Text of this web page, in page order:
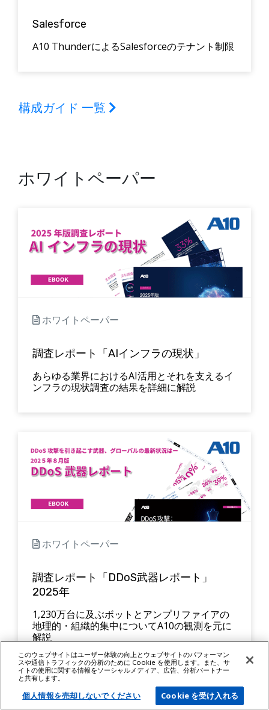
Salesforce
A10 ThunderによるSalesforceのテナント制限
構成ガイド 一覧
ホワイトペーパー
ホワイトペーパー
調査レポート「AIインフラの現状」
あらゆる業界におけるAI活用とそれを支えるイ
ンフラの現状調査の結果を詳細に解説
ホワイトペーパー
調査レポート「DDoS武器レポート」
2025年
1,230万台に及ぶボットとアンプリファイアの
地理的・組織的集中についてA10の観測を元に
解説
このウェブサイトはユーザー体験の向上とウェブサイトのパフォーマン
スや通信トラフィックの分析のために Cookie を使用します。また、サ
イトの使用に関する情報をソーシャルメディア、広告、分析パートナー
と共有します。
個人情報を売却しないでください Cookie を受け入れる